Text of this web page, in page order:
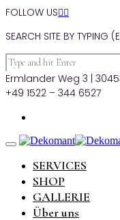
FOLLOW US
SEARCH SITE BY TYPING
Ermlander Weg 3 |
+49 1522 – 344 6527
SERVICES
SHOP
GALLERIE
Über uns